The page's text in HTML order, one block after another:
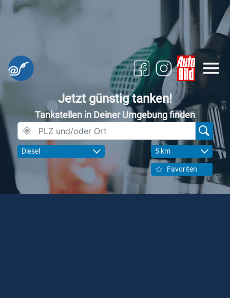
Jetzt günstig tanken!
Tankstellen in Deiner Umgebung finden
Diesel 5 km
Favoriten